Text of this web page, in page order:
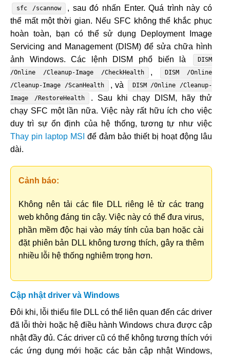
sfc /scannow
, sau đó nhấn Enter. Quá trình này có
thể mất một thời gian. Nếu SFC không thể khắc phục
hoàn toàn, bạn có thể sử dụng Deployment Image
Servicing and Management (DISM) để sửa chữa hình
ảnh Windows. Các lệnh DISM phổ biến là
DISM
/Online /Cleanup-Image /CheckHealth
,
DISM /Online
/Cleanup-Image /ScanHealth
, và
DISM /Online /Cleanup-
Image /RestoreHealth
. Sau khi chạy DISM, hãy thử
chạy SFC một lần nữa. Việc này rất hữu ích cho việc
duy trì sự ổn định của hệ thống, tương tự như việc
Thay pin laptop MSI để đảm bảo thiết bị hoạt động lâu
dài.
Cảnh báo:
Không nên tải các file DLL riêng lẻ từ các trang
web không đáng tin cậy. Việc này có thể đưa virus,
phần mềm độc hại vào máy tính của bạn hoặc cài
đặt phiên bản DLL không tương thích, gây ra thêm
nhiều lỗi hệ thống nghiêm trọng hơn.
Cập nhật driver và Windows
Đôi khi, lỗi thiếu file DLL có thể liên quan đến các driver
đã lỗi thời hoặc hệ điều hành Windows chưa được cập
nhật đầy đủ. Các driver cũ có thể không tương thích với
các ứng dụng mới hoặc các bản cập nhật Windows,